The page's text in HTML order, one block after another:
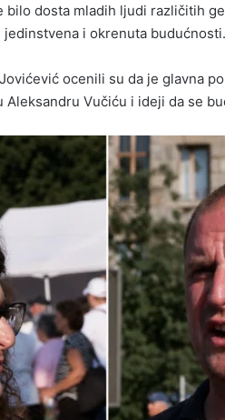
bilo dosta mladih ljudi različitih
i okrenuta budućnosti.
ocenili su da je glavna
Vučiću i ideji da se